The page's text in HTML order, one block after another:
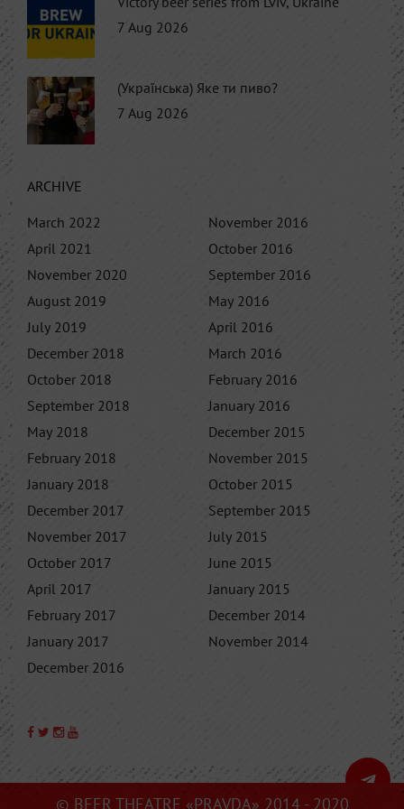
7 Aug 2026
(Українська) Яке ти пиво?
7 Aug 2026
ARCHIVE
March 2022
April 2021
November 2020
August 2019
July 2019
December 2018
October 2018
September 2018
May 2018
February 2018
January 2018
December 2017
November 2017
October 2017
April 2017
February 2017
January 2017
December 2016
November 2016
October 2016
September 2016
May 2016
April 2016
March 2016
February 2016
January 2016
December 2015
November 2015
October 2015
September 2015
July 2015
June 2015
January 2015
December 2014
November 2014
© BEER THEATRE «PRAVDA» 2014 - 2020